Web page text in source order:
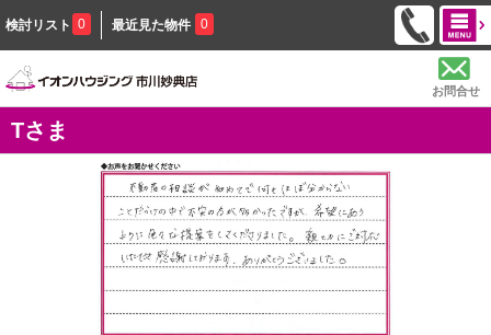
検討リスト 0 最近見た物件 0
お問合せ
Tさま